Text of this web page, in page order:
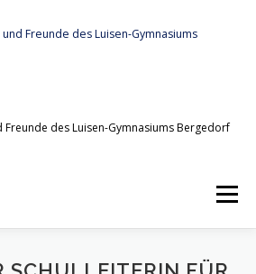
Freunde des Luisen-Gymnasiums Bergedorf
Menü
IMPRESSUM